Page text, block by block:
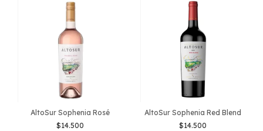
AltoSur Sophenia Rosé
$14.500
AltoSur Sophenia Red Blend
$14.500